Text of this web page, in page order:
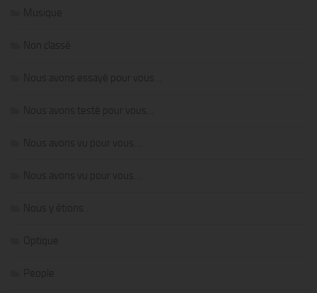
Musique
Non classé
Nous avons essayé pour vous…
Nous avons testé pour vous…
Nous avons vu pour vous…
Nous avons vu pour vous…
Nous y étions…
Optique
People